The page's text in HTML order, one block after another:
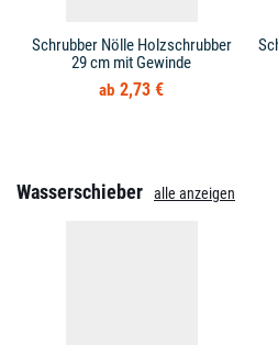
Schrubber Nölle Holzschrubber
29 cm mit Gewinde
2,73 €
Wasserschieber alle anzeigen